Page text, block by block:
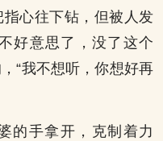
心往下钻，但被人发
好意思了，没了这个
“我不想听，你想好再
的手拿开，克制着力